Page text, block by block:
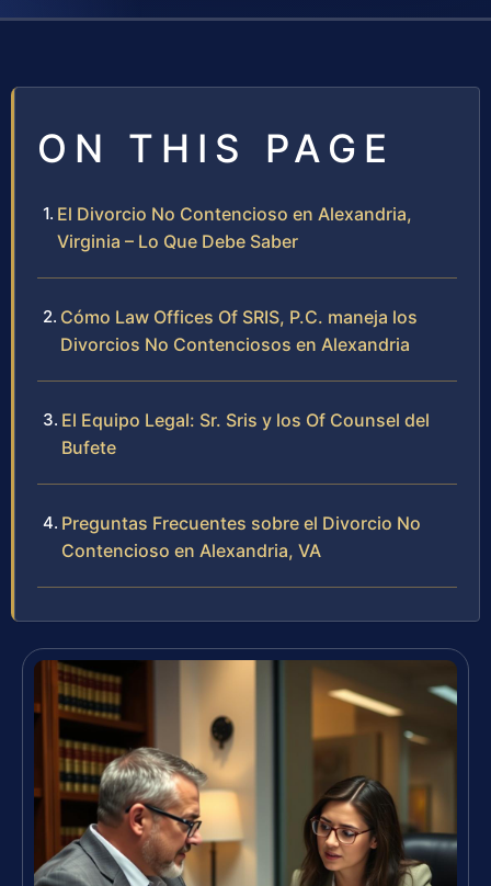
ON THIS PAGE
El Divorcio No Contencioso en Alexandria,
Virginia – Lo Que Debe Saber
Cómo Law Offices Of SRIS, P.C. maneja los
Divorcios No Contenciosos en Alexandria
El Equipo Legal: Sr. Sris y los Of Counsel del
Bufete
Preguntas Frecuentes sobre el Divorcio No
Contencioso en Alexandria, VA